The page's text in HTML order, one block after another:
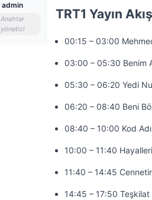
admin
Anahtar
yönetici
TRT1 Yayın
00:15 – 03:00
03:00 – 05:30 Benim
05:30 – 06:20 Yedi
06:20 – 08:40 Beni
08:40 – 10:00 Kod Adı
10:00 – 11:40
11:40 – 14:45
14:45 – 17:50 Teşkilat